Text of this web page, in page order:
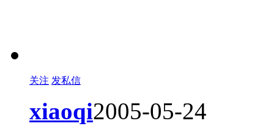
关注 发私信
xiaoqi2005-05-24